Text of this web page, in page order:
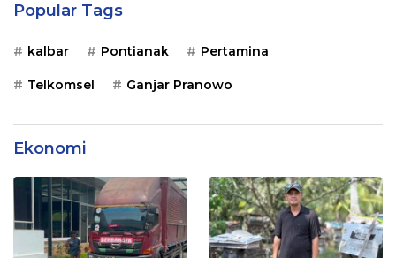
Popular Tags
kalbar Pontianak Pertamina
Telkomsel Ganjar Pranowo
Ekonomi